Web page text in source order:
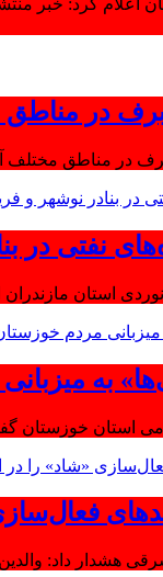
اعلام کرد: خبر
در مناطق
در مناطق
نفتی در
استان
به
استان
هشدار داد: